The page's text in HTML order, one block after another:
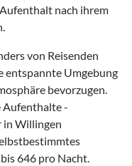
nach ihrem
von Reisenden
entspannte Umgebung
bevorzugen.
Aufenthalte -
in Willingen
646 pro Nacht.